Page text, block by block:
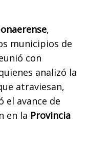
,
municipios de
con
analizó la
atraviesan,
el avance de
en la Provincia